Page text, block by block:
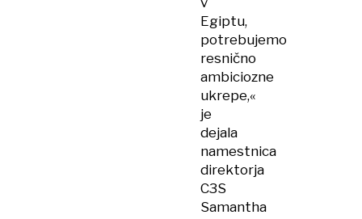
Egiptu,
potrebujemo
resnično
ambiciozne
ukrepe,«
je
dejala
namestnica
direktorja
C3S
Samantha